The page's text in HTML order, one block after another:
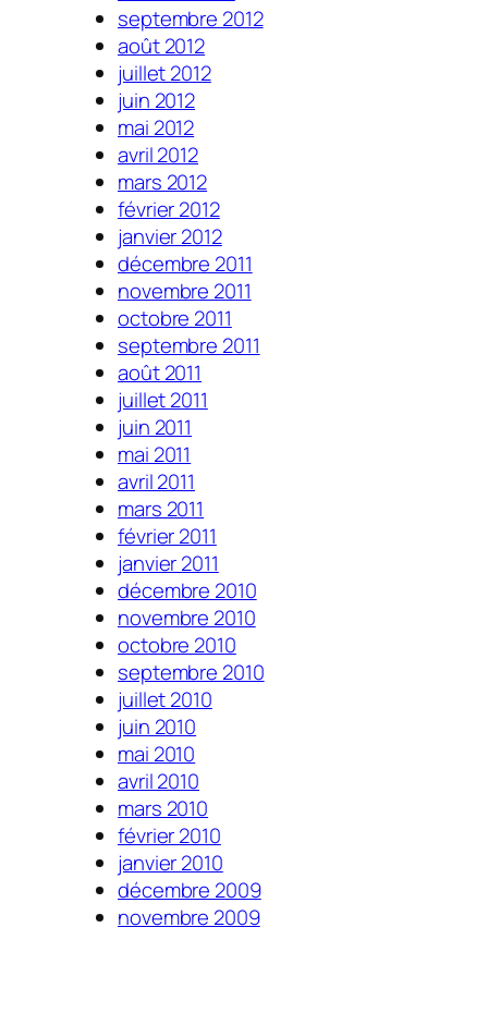
septembre 2012
août 2012
juillet 2012
juin 2012
mai 2012
avril 2012
mars 2012
février 2012
janvier 2012
décembre 2011
novembre 2011
octobre 2011
septembre 2011
août 2011
juillet 2011
juin 2011
mai 2011
avril 2011
mars 2011
février 2011
janvier 2011
décembre 2010
novembre 2010
octobre 2010
septembre 2010
juillet 2010
juin 2010
mai 2010
avril 2010
mars 2010
février 2010
janvier 2010
décembre 2009
novembre 2009